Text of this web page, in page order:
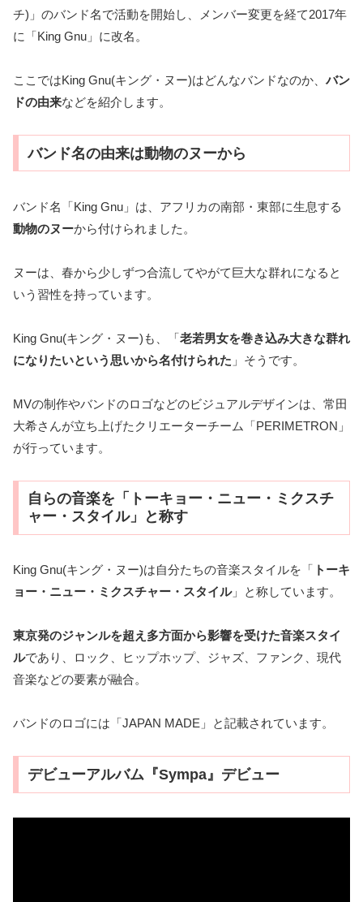
チ)」のバンド名で活動を開始し、メンバー変更を経て2017年
に「King Gnu」に改名。
ここではKing Gnu(キング・ヌー)はどんなバンドなのか、 バン
ドの由来などを紹介します。
バンド名の由来は動物のヌーから
バンド名「King Gnu」は、アフリカの南部・東部に生息する
動物のヌーから付けられました。
ヌーは、春から少しずつ合流してやがて巨大な群れになると
いう習性を持っています。
King Gnu(キング・ヌー)も、「老若男女を巻き込み大きな群れ
になりたいという思いから名付けられた 」そうです。
MVの制作やバンドのロゴなどのビジュアルデザインは、常田
大希さんが立ち上げたクリエーターチーム「PERIMETRON」
が行っています。
自らの音楽を「トーキョー・ニュー・ミクスチ
ャー・スタイル」と称す
King Gnu(キング・ヌー)は自分たちの音楽スタイルを「 トーキ
ョー・ニュー・ミクスチャー・スタイル」と称しています。
東京発のジャンルを超え多方面から影響を受けた音楽スタイ
ルであり、ロック、ヒップホップ、ジャズ、ファンク、現代
音楽などの要素が融合。
バンドのロゴには「JAPAN MADE」と記載されています。
デビューアルバム『Sympa』デビュー